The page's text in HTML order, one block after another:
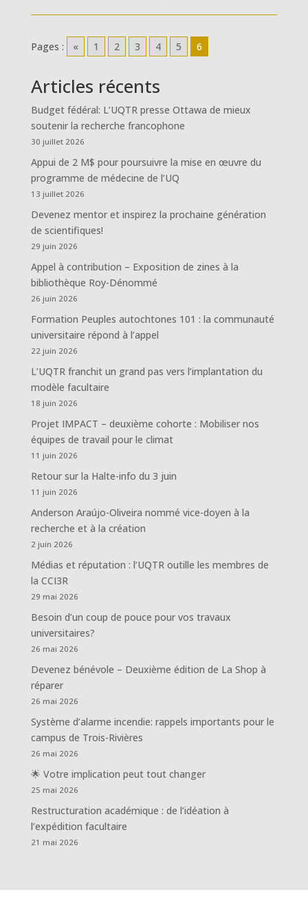
Pages : « 1 2 3 4 5 6
Articles récents
Budget fédéral: L’UQTR presse Ottawa de mieux
soutenir la recherche francophone
30 juillet 2026
Appui de 2 M$ pour poursuivre la mise en œuvre du
programme de médecine de l’UQ
13 juillet 2026
Devenez mentor et inspirez la prochaine génération
de scientifiques!
29 juin 2026
Appel à contribution – Exposition de zines à la
bibliothèque Roy-Dénommé
26 juin 2026
Formation Peuples autochtones 101 : la communauté
universitaire répond à l’appel
22 juin 2026
L’UQTR franchit un grand pas vers l’implantation du
modèle facultaire
18 juin 2026
Projet IMPACT – deuxième cohorte : Mobiliser nos
équipes de travail pour le climat
11 juin 2026
Retour sur la Halte-info du 3 juin
11 juin 2026
Anderson Araújo-Oliveira nommé vice-doyen à la
recherche et à la création
2 juin 2026
Médias et réputation : l’UQTR outille les membres de
la CCI3R
29 mai 2026
Besoin d’un coup de pouce pour vos travaux
universitaires?
26 mai 2026
Devenez bénévole – Deuxième édition de La Shop à
réparer
26 mai 2026
Système d’alarme incendie: rappels importants pour le
campus de Trois-Rivières
26 mai 2026
🌟 Votre implication peut tout changer
25 mai 2026
Restructuration académique : de l’idéation à
l’expédition facultaire
21 mai 2026